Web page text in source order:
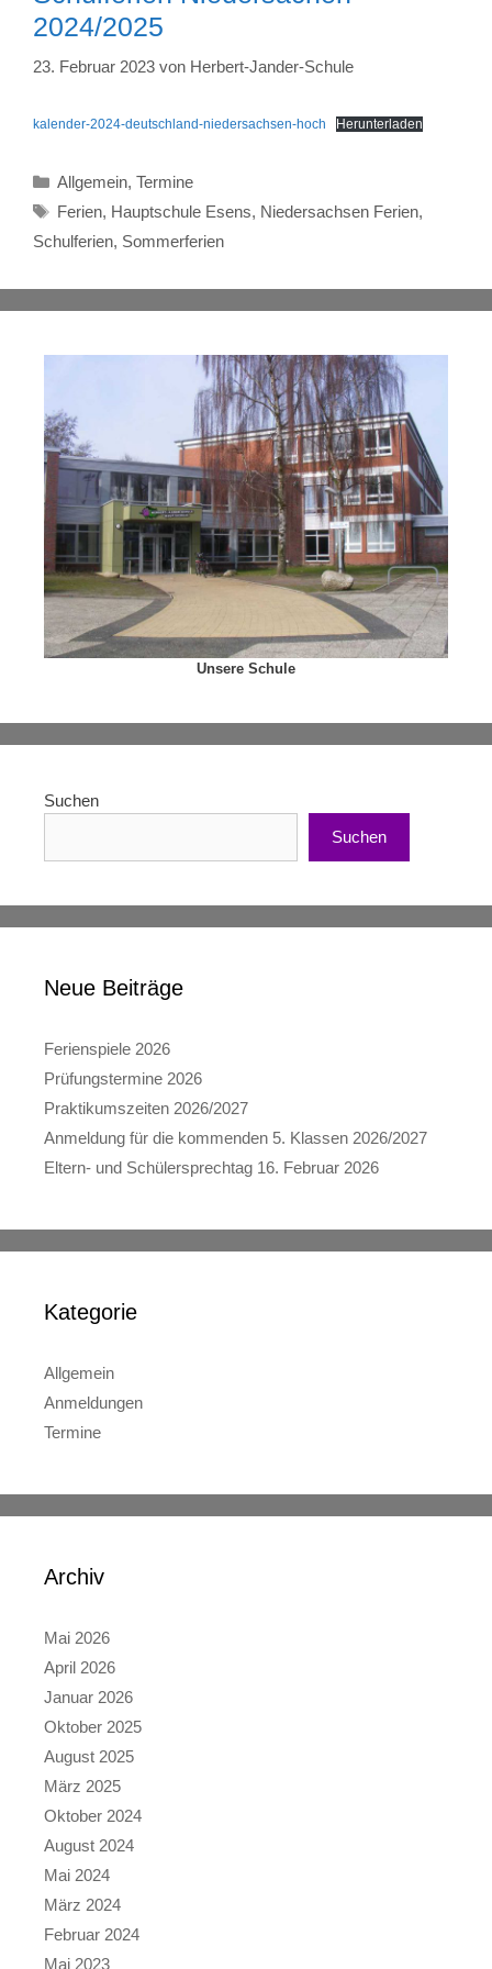
2024/2025
23. Februar 2023 von Herbert-Jander-Schule
kalender-2024-deutschland-niedersachsen-hoch Herunterladen
Kategorien
Allgemein, Termine
Schlagwörter
Ferien, Hauptschule Esens, Niedersachsen Ferien,
Schulferien, Sommerferien
Unsere Schule
Suchen
Suchen
Neue Beiträge
Ferienspiele 2026
Prüfungstermine 2026
Praktikumszeiten 2026/2027
Anmeldung für die kommenden 5. Klassen 2026/2027
Eltern- und Schülersprechtag 16. Februar 2026
Kategorie
Allgemein
Anmeldungen
Termine
Archiv
Mai 2026
April 2026
Januar 2026
Oktober 2025
August 2025
März 2025
Oktober 2024
August 2024
Mai 2024
März 2024
Februar 2024
Mai 2023